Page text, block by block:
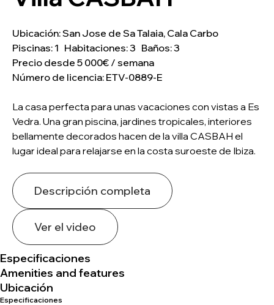
Ubicación: San Jose de Sa Talaia, Cala Carbo
Piscinas: 1 Habitaciones: 3 Baños: 3
Precio desde 5 000€ / semana
Número de licencia: ETV-0889-E
La casa perfecta para unas vacaciones con vistas a Es
Vedra. Una gran piscina, jardines tropicales, interiores
bellamente decorados hacen de la villa CASBAH el
lugar ideal para relajarse en la costa suroeste de Ibiza.
Descripción completa
Ver el video
Especificaciones
Amenities and features
Ubicación
Especificaciones